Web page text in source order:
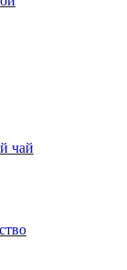
чай